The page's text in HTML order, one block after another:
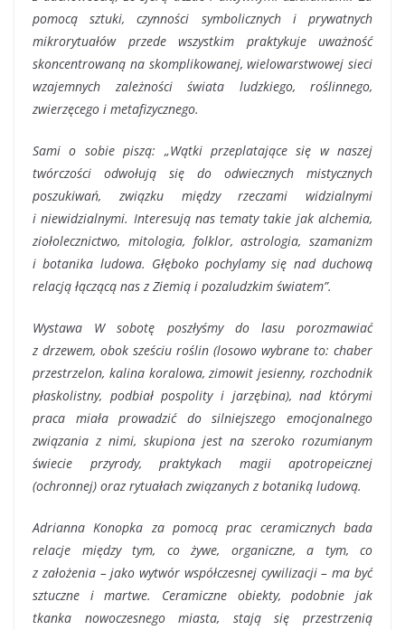
pomocą sztuki, czynności symbolicznych i prywatnych
mikrorytuałów przede wszystkim praktykuje uważność
skoncentrowaną na skomplikowanej, wielowarstwowej sieci
wzajemnych zależności świata ludzkiego, roślinnego,
zwierzęcego i metafizycznego.
Sami o sobie piszą: „Wątki przeplatające się w naszej
twórczości odwołują się do odwiecznych mistycznych
poszukiwań, związku między rzeczami widzialnymi
i niewidzialnymi. Interesują nas tematy takie jak alchemia,
ziołolecznictwo, mitologia, folklor, astrologia, szamanizm
i botanika ludowa. Głęboko pochylamy się nad duchową
relacją łączącą nas z Ziemią i pozaludzkim światem”.
Wystawa W sobotę poszłyśmy do lasu porozmawiać
z drzewem, obok sześciu roślin (losowo wybrane to: chaber
przestrzelon, kalina koralowa, zimowit jesienny, rozchodnik
płaskolistny, podbiał pospolity i jarzębina), nad którymi
praca miała prowadzić do silniejszego emocjonalnego
związania z nimi, skupiona jest na szeroko rozumianym
świecie przyrody, praktykach magii apotropeicznej
(ochronnej) oraz rytuałach związanych z botaniką ludową.
Adrianna Konopka za pomocą prac ceramicznych bada
relacje między tym, co żywe, organiczne, a tym, co
z założenia – jako wytwór współczesnej cywilizacji – ma być
sztuczne i martwe. Ceramiczne obiekty, podobnie jak
tkanka nowoczesnego miasta, stają się przestrzenią